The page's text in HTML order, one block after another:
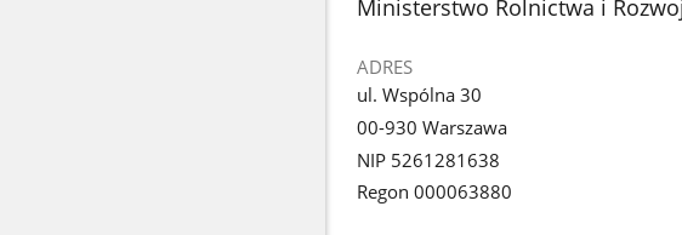
stopka
Ministerstwo Rolnictwa i
ADRES
ul. Wspólna 30
00-930 Warszawa
NIP 5261281638
Regon 000063880